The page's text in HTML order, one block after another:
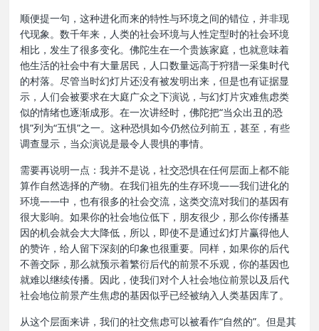
顺便提一句，这种进化而来的特性与环境之间的错位，并非现
代现象。数千年来，人类的社会环境与人性定型时的社会环境
相比，发生了很多变化。佛陀生在一个贵族家庭，也就意味着
他生活的社会中有大量居民，人口数量远高于狩猎一采集时代
的村落。尽管当时幻灯片还没有被发明出来，但是也有证据显
示，人们会被要求在大庭广众之下演说，与幻灯片灾难焦虑类
似的情绪也逐渐成形。在一次讲经时，佛陀把“当众出丑的恐
惧”列为“五惧”之一。这种恐惧如今仍然位列前五，甚至，有些
调查显示，当众演说是最令人畏惧的事情。
需要再说明一点：我并不是说，社交恐惧在任何层面上都不能
算作自然选择的产物。在我们祖先的生存环境——我们进化的
环境——中，也有很多的社会交流，这类交流对我们的基因有
很大影响。如果你的社会地位低下，朋友很少，那么你传播基
因的机会就会大大降低，所以，即使不是通过幻灯片赢得他人
的赞许，给人留下深刻的印象也很重要。同样，如果你的后代
不善交际，那么就预示着繁衍后代的前景不乐观，你的基因也
就难以继续传播。因此，使我们对个人社会地位前景以及后代
社会地位前景产生焦虑的基因似乎已经被纳入人类基因库了。
从这个层面来讲，我们的社交焦虑可以被看作“自然的”。但是其